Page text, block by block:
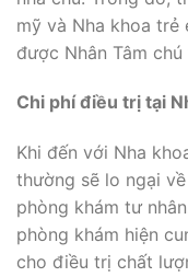
mỹ và Nha khoa trẻ
được Nhân Tâm
Chi phí điều trị tại
Khi đến với Nha
thường sẽ lo ngại
phòng khám tư
phòng khám hiện
cho điều trị chất